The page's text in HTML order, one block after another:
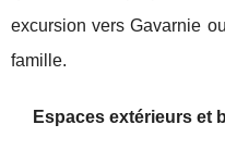
excursion vers Gavarnie
famille.
Espaces extérieurs et